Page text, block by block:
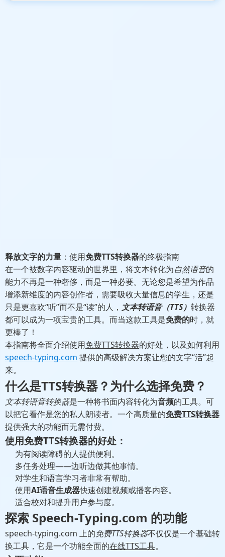
释放文字的力量 ：使用免费TTS转换器的终极指南
在一个被数字内容驱动的世界里，将文本转化为自然语音的
能力不再是一种奢侈，而是一种必要。无论您是希望为作品
增添新维度的内容创作者，需要吸收大量信息的学生，还是
只是更喜欢“听”而不是“读”的人， 文本转语音（TTS） 转换器
都可以成为一项宝贵的工具。而当这款工具是免费的时，就
更棒了！
本指南将全面介绍使用免费TTS转换器的好处，以及如何利用
speech-typing.com 提供的高级解决方案让您的文字“活”起
来。
什么是TTS转换器？为什么选择免费？
文本转语音转换器是一种将书面内容转化为音频的工具。可
以把它看作是您的私人朗读者。一个高质量的免费TTS转换器
提供强大的功能而无需付费。
使用免费TTS转换器的好处：
为有阅读障碍的人提供便利。
多任务处理——边听边做其他事情。
对学生和语言学习者非常有帮助。
使用AI语音生成器快速创建视频或播客内容。
适合校对和提升用户参与度。
探索 Speech-Typing.com 的功能
speech-typing.com 上的免费TTS转换器不仅仅是一个基础转
换工具，它是一个功能全面的在线TTS工具。